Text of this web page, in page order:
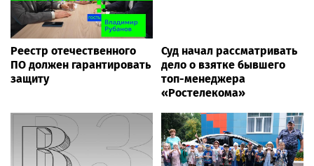
Реестр отечественного
ПО должен гарантировать
защиту
Суд начал рассматривать
дело о взятке бывшего
топ-менеджера
«Ростелекома»